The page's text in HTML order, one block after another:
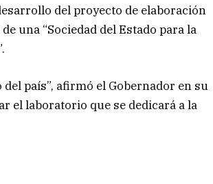
del proyecto de elaboración
una “Sociedad del Estado para la
país”, afirmó el Gobernador en su
el laboratorio que se dedicará a la